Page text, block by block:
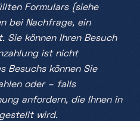
Formulars (siehe
bei Nachfrage, ein
Sie können Ihren Besuch
ist nicht
Besuchs können Sie
oder – falls
anfordern, die Ihnen in
wird.